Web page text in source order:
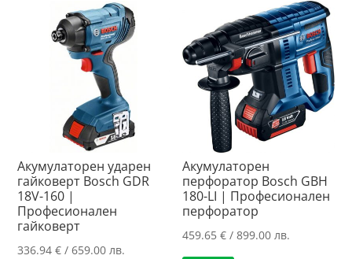
282.44 лв..
376.95 лв..
Акумулаторен ударен
гайковерт Bosch GDR
18V-160 |
Професионален
гайковерт
336.94€ / 659.00 лв.
Акумулаторен
перфоратор Bosch GBH
180-LI | Професионален
перфоратор
459.65€ / 899.00 лв.